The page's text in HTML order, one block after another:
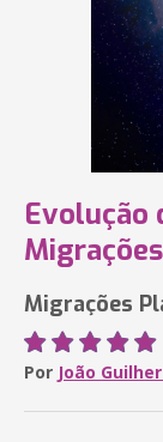
Evolução
Migrações
Por João